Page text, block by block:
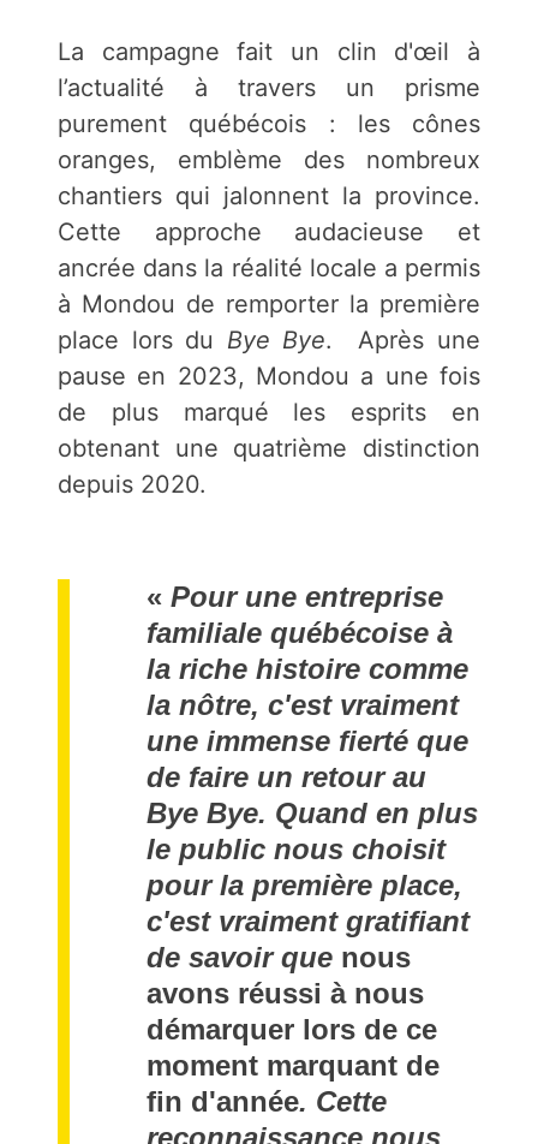
La campagne fait un clin d'œil à
l’actualité à travers un prisme
purement québécois : les cônes
oranges, emblème des nombreux
chantiers qui jalonnent la province.
Cette approche audacieuse et
ancrée dans la réalité locale a permis
à Mondou de remporter la première
place lors du Bye Bye. Après une
pause en 2023, Mondou a une fois
de plus marqué les esprits en
obtenant une quatrième distinction
depuis 2020.
« Pour une entreprise
familiale québécoise à
la riche histoire comme
la nôtre, c'est vraiment
une immense fierté que
de faire un retour au
Bye Bye. Quand en plus
le public nous choisit
pour la première place,
c'est vraiment gratifiant
de savoir que nous
avons réussi à nous
démarquer lors de ce
moment marquant de
fin d'année. Cette
reconnaissance nous